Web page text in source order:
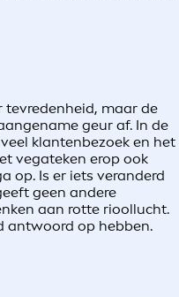
tevredenheid, maar de
geur af. In de
klantenbezoek en het
vegateken erop ook
op. Is er iets veranderd
geen andere
aan rotte rioollucht.
antwoord op hebben.